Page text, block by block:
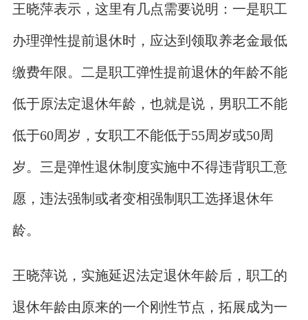
王晓萍表示，这里有几点需要说明：一是职工
办理弹性提前退休时，应达到领取养老金最低
缴费年限。二是职工弹性提前退休的年龄不能
低于原法定退休年龄，也就是说，男职工不能
低于60周岁，女职工不能低于55周岁或50周
岁。三是弹性退休制度实施中不得违背职工意
愿，违法强制或者变相强制职工选择退休年
龄。
王晓萍说，实施延迟法定退休年龄后，职工的
退休年龄由原来的一个刚性节点，拓展成为一